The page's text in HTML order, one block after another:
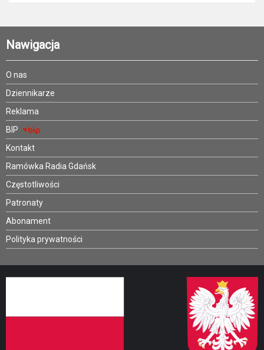
Nawigacja
O nas
Dziennikarze
Reklama
BIP
Kontakt
Ramówka Radia Gdańsk
Częstotliwości
Patronaty
Abonament
Polityka prywatności